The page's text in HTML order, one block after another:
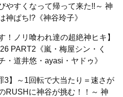
やすくなって帰って来た!!～ 神
神ぱち!?《神谷玲子》
！ノリ喰われ達の超絶神ヒキ】
PART2《嵐・梅屋シン・く
・道井悠・ayasi・ヤドゥ》
3】～1回転で大当たり＝速さが
RUSHに神谷が挑む！！～ 神